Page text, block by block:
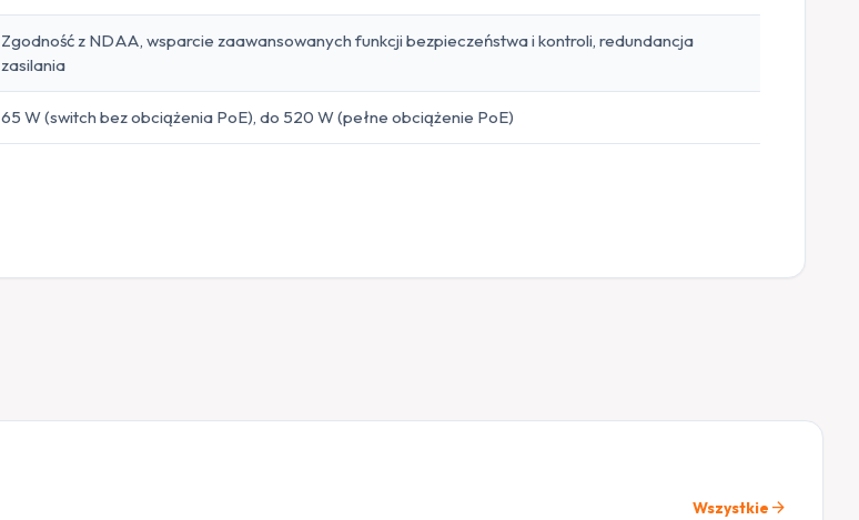
Zgodność z NDAA, wsparcie zaawansowanych funkcji bezpieczeństwa i kontroli, redundancja
zasilania
65 W (switch bez obciążenia PoE), do 520 W (pełne obciążenie PoE)
Wszystkie arrow_forward